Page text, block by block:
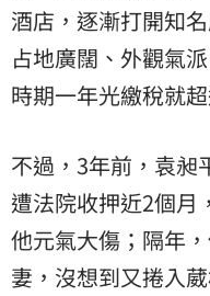
酒店，逐漸打開知
占地廣闊、外觀氣
時期一年光繳稅就
不過，3年前，袁昶
遭法院收押近2個月
他元氣大傷；隔年
妻，沒想到又捲入